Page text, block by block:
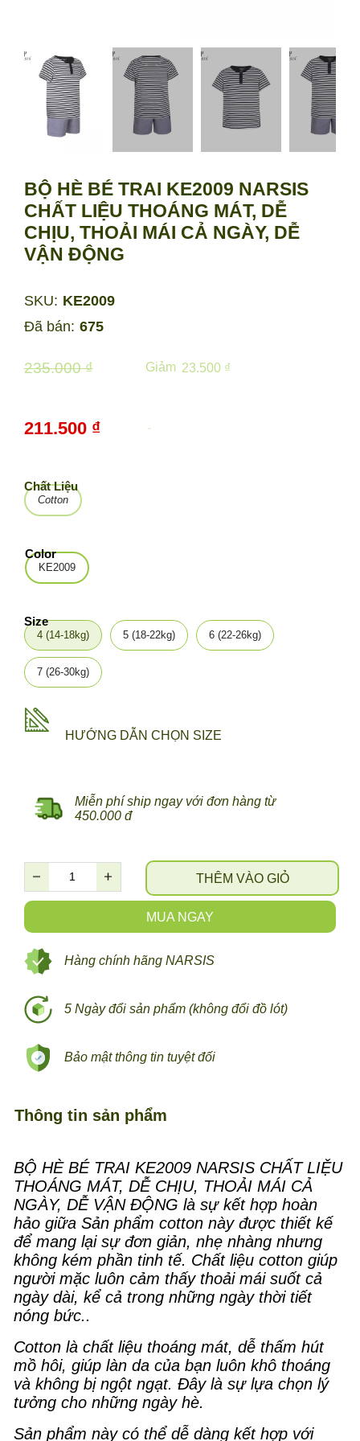
BỘ HÈ BÉ TRAI KE2009 NARSIS
CHẤT LIỆU THOÁNG MÁT, DỄ
CHỊU, THOẢI MÁI CẢ NGÀY, DỄ
VẬN ĐỘNG
Đã bán: 675
4 (14-18kg) 5 (18-22kg) 6 (22-26kg)
7 (26-30kg)
Size
Cotton
Chất Liệu
KE2009
Color
MUA NGAY
THÊM VÀO GIỎ
HƯỚNG DẪN CHỌN SIZE
Miễn phí ship ngay với đơn hàng từ
450.000 đ
-
211.500 ₫
5 Ngày đổi sản phẩm (không đổi đồ lót)
Bảo mật thông tin tuyệt đối
Hàng chính hãng NARSIS
235.000 ₫ 23.500 ₫
Giảm
SKU: KE2009
Thông tin sản phẩm
BỘ HÈ BÉ TRAI KE2009 NARSIS CHẤT LIỆU
THOÁNG MÁT, DỄ CHỊU, THOẢI MÁI CẢ
NGÀY, DỄ VẬN ĐỘNG là sự kết hợp hoàn
hảo giữa Sản phẩm cotton này được thiết kế
để mang lại sự đơn giản, nhẹ nhàng nhưng
không kém phần tinh tế. Chất liệu cotton giúp
người mặc luôn cảm thấy thoải mái suốt cả
ngày dài, kể cả trong những ngày thời tiết
nóng bức..
Cotton là chất liệu thoáng mát, dễ thấm hút
mồ hôi, giúp làn da của bạn luôn khô thoáng
và không bị ngột ngạt. Đây là sự lựa chọn lý
tưởng cho những ngày hè.
Sản phẩm này có thể dễ dàng kết hợp với